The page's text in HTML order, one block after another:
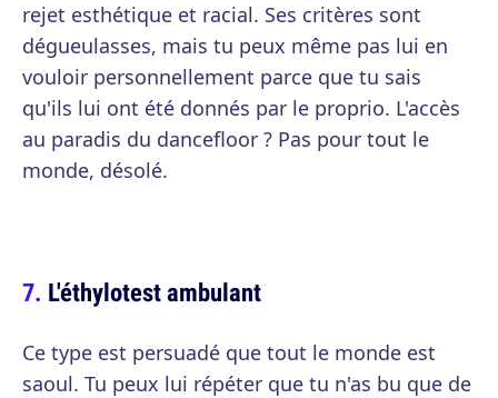
rejet esthétique et racial. Ses critères sont
dégueulasses, mais tu peux même pas lui en
vouloir personnellement parce que tu sais
qu'ils lui ont été donnés par le proprio. L'accès
au paradis du dancefloor ? Pas pour tout le
monde, désolé.
L'éthylotest ambulant
Ce type est persuadé que tout le monde est
saoul. Tu peux lui répéter que tu n'as bu que de